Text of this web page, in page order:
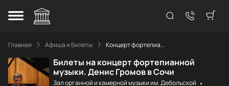
Главная Афиша и Билеты Концерт фортепиа...
Билеты на концерт фортепианной
музыки. Денис Громов в Сочи
Зал органной и камерной музыки им. Дебольской